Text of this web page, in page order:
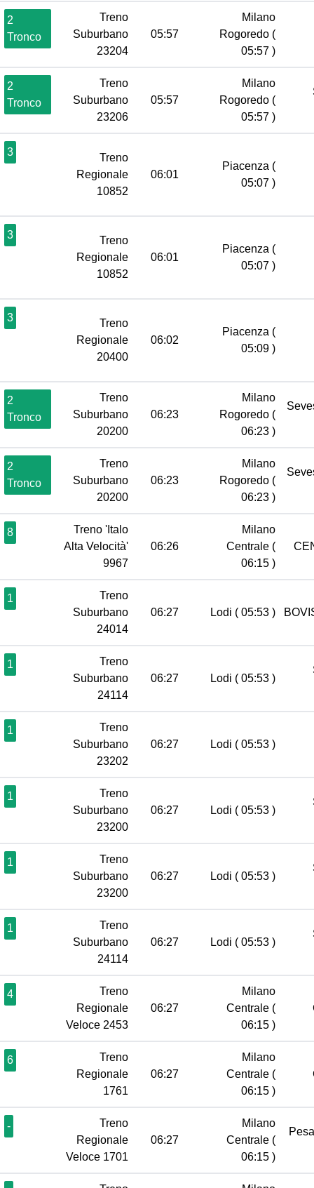
2
Tronco
Treno
Suburbano
23204
05:57
Milano
Rogoredo (
05:57 )
2
Tronco
Treno
Suburbano
23206
05:57
Milano
Rogoredo (
05:57 )
3
Treno
Regionale
10852
06:01
Piacenza (
05:07 )
3
Treno
Regionale
10852
06:01
Piacenza (
05:07 )
3
Treno
Regionale
20400
06:02
Piacenza (
05:09 )
2
Tronco
Treno
Suburbano
20200
06:23
Milano
Rogoredo (
06:23 )
2
Tronco
Treno
Suburbano
20200
06:23
Milano
Rogoredo (
06:23 )
8
Treno 'Italo
Alta Velocità'
9967
06:26
Milano
Centrale (
06:15 )
1
Treno
Suburbano
24014
06:27 Lodi ( 05:53 )
1
Treno
Suburbano
24114
06:27 Lodi ( 05:53 )
1
Treno
Suburbano
23202
06:27 Lodi ( 05:53 )
1
Treno
Suburbano
23200
06:27 Lodi ( 05:53 )
1
Treno
Suburbano
23200
06:27 Lodi ( 05:53 )
1
Treno
Suburbano
24114
06:27 Lodi ( 05:53 )
4
Treno
Regionale
Veloce 2453
06:27
Milano
Centrale (
06:15 )
6
Treno
Regionale
1761
06:27
Milano
Centrale (
06:15 )
-
Treno
Regionale
Veloce 1701
06:27
Milano
Centrale (
06:15 )